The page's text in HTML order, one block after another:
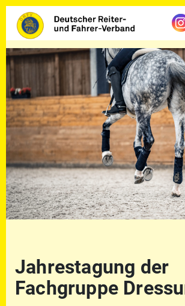
Jahrestagung der
Fachgruppe